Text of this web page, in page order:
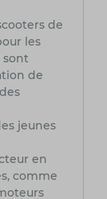
de
les
sont
de
jeunes
en
comme